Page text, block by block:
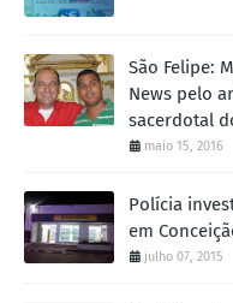
São Felipe:
News pelo
sacerdotal
maio 15, 2016
Polícia
em
julho 07, 2015